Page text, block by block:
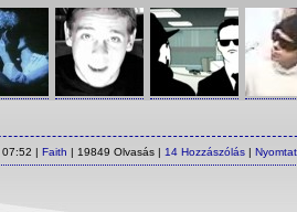
| Faith | 19849 Olvasás | 14 Hozzászólás |